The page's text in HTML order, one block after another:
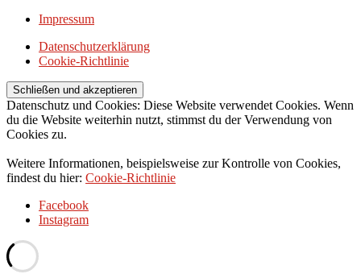
Impressum
Datenschutzerklärung
Cookie-Richtlinie
Datenschutz und Cookies: Diese Website verwendet Cookies. Wenn
du die Website weiterhin nutzt, stimmst du der Verwendung von
Cookies zu.
Weitere Informationen, beispielsweise zur Kontrolle von Cookies,
findest du hier: Cookie-Richtlinie
Facebook
Instagram